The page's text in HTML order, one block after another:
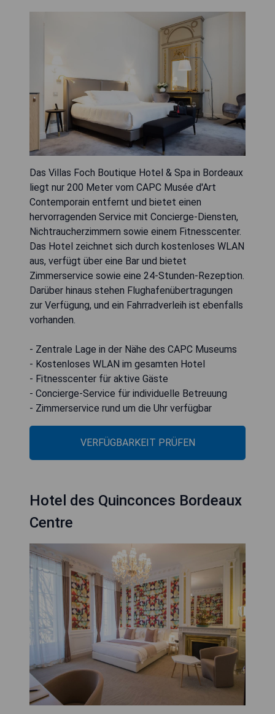
Das Villas Foch Boutique Hotel & Spa in Bordeaux
liegt nur 200 Meter vom CAPC Musée d'Art
Contemporain entfernt und bietet einen
hervorragenden Service mit Concierge-Diensten,
Nichtraucherzimmern sowie einem Fitnesscenter.
Das Hotel zeichnet sich durch kostenloses WLAN
aus, verfügt über eine Bar und bietet
Zimmerservice sowie eine 24-Stunden-Rezeption.
Darüber hinaus stehen Flughafenübertragungen
zur Verfügung, und ein Fahrradverleih ist ebenfalls
vorhanden.
- Zentrale Lage in der Nähe des CAPC Museums
- Kostenloses WLAN im gesamten Hotel
- Fitnesscenter für aktive Gäste
- Concierge-Service für individuelle Betreuung
- Zimmerservice rund um die Uhr verfügbar
VERFÜGBARKEIT PRÜFEN
Hotel des Quinconces Bordeaux
Centre